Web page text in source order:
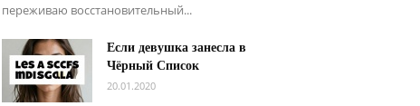
переживаю восстановительный...
Если девушка занесла в
Чёрный Список
20.01.2020